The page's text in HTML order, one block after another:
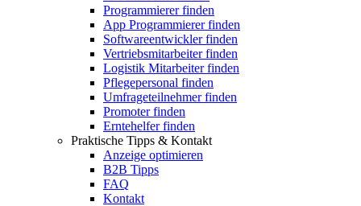
Programmierer finden
App Programmierer finden
Softwareentwickler finden
Vertriebsmitarbeiter finden
Logistik Mitarbeiter finden
Pflegepersonal finden
Umfrageteilnehmer finden
Promoter finden
Erntehelfer finden
Praktische Tipps & Kontakt
Anzeige optimieren
B2B Tipps
FAQ
Kontakt